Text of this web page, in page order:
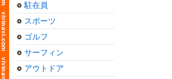
駐在員
スポーツ
ゴルフ
サーフィン
アウトドア